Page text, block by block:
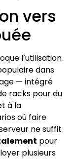
vers
l’utilisation
dans
— intégré
racks pour du
à la
où faire
ne suffit
pour
plusieurs